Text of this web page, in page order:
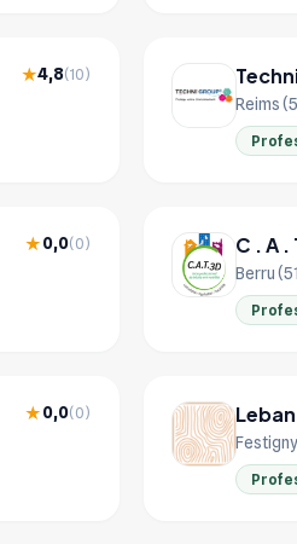
★4,8(10)
Reims
★0,0(0) C . A
Berru
★0,0(0) Leban